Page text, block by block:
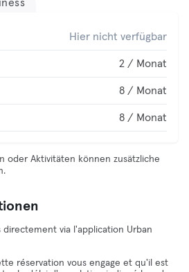
Hier nicht verfügbar
2 / Monat
8 / Monat
8 / Monat
oder Aktivitäten können zusätzliche
directement via l'application Urban
réservation vous engage et qu'il est